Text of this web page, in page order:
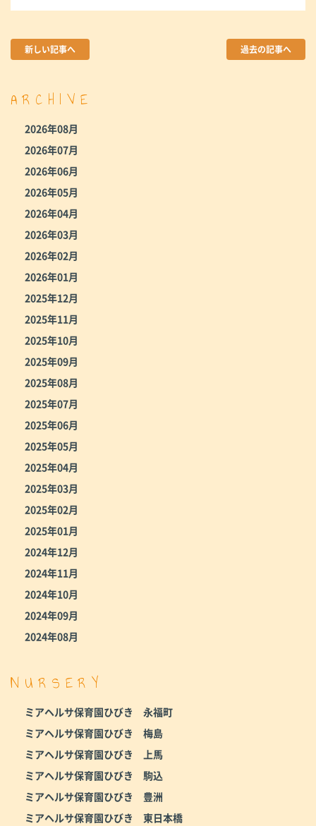
新しい記事へ 過去の記事へ
ARCHIVE
2026年08月
2026年07月
2026年06月
2026年05月
2026年04月
2026年03月
2026年02月
2026年01月
2025年12月
2025年11月
2025年10月
2025年09月
2025年08月
2025年07月
2025年06月
2025年05月
2025年04月
2025年03月
2025年02月
2025年01月
2024年12月
2024年11月
2024年10月
2024年09月
2024年08月
NURSERY
ミアヘルサ保育園ひびき 永福町
ミアヘルサ保育園ひびき 梅島
ミアヘルサ保育園ひびき 上馬
ミアヘルサ保育園ひびき 駒込
ミアヘルサ保育園ひびき 豊洲
ミアヘルサ保育園ひびき 東日本橋